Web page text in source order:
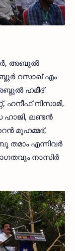
അബുല്‍
റസാഖ് എം
ഹമീദ്
ഹനീഫ് നിസാമി,
ലണ്ടന്‍
മുഹമ്മദ്,
തമാം എന്നിവര്‍
നാസിര്‍